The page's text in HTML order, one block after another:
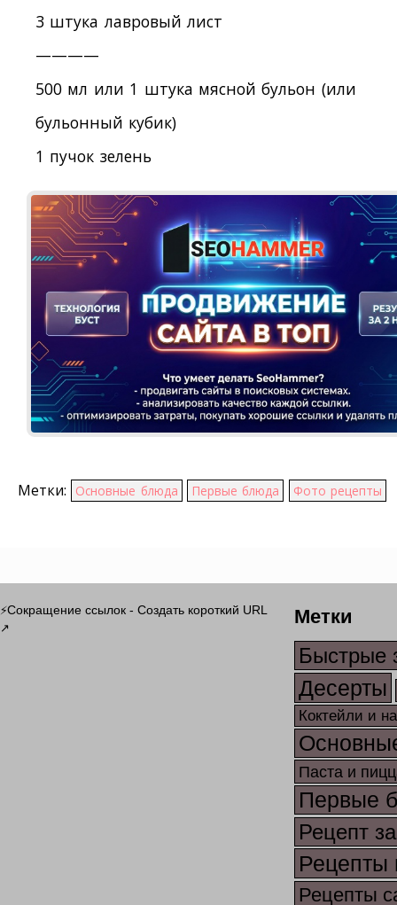
3 штука лавровый лист
————
500 мл или 1 штука мясной бульон (или
бульонный кубик)
1 пучок зелень
Метки: Основные блюда Первые блюда Фото рецепты
⚡Сокращение ссылок - Создать короткий URL
↗ Метки
Быстрые
Десерты
Коктейли и
Паста и
Первые
Рецепт
Рецепты
Рецепты